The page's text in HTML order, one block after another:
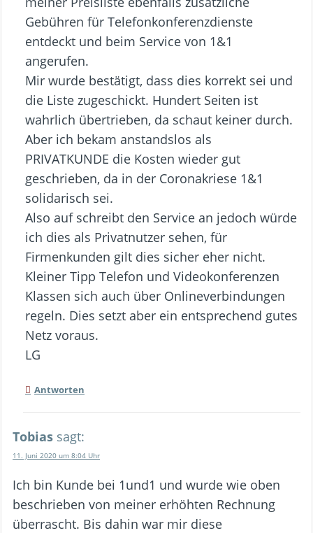
Gebühren für Telefonkonferenzdienste
entdeckt und beim Service von 1&1
angerufen.
Mir wurde bestätigt, dass dies korrekt sei und
die Liste zugeschickt. Hundert Seiten ist
wahrlich übertrieben, da schaut keiner durch.
Aber ich bekam anstandslos als
PRIVATKUNDE die Kosten wieder gut
geschrieben, da in der Coronakriese 1&1
solidarisch sei.
Also auf schreibt den Service an jedoch würde
ich dies als Privatnutzer sehen, für
Firmenkunden gilt dies sicher eher nicht.
Kleiner Tipp Telefon und Videokonferenzen
Klassen sich auch über Onlineverbindungen
regeln. Dies setzt aber ein entsprechend gutes
Netz voraus.
LG
Antworten
Tobias sagt:
11. Juni 2020 um 8:04 Uhr
Ich bin Kunde bei 1und1 und wurde wie oben
beschrieben von meiner erhöhten Rechnung
überrascht. Bis dahin war mir diese